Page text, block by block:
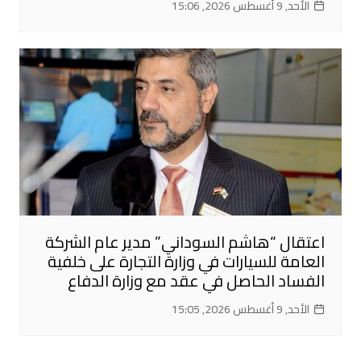
الأحد, 9 أغسطس 2026, 15:06
اعتقال “هاشم السوداني” مدير عام الشركة
العامة للسيارات في وزارة التجارة على خلفية
الفساد الحاصل في عقد مع وزارة الدفاع
الأحد, 9 أغسطس 2026, 15:05